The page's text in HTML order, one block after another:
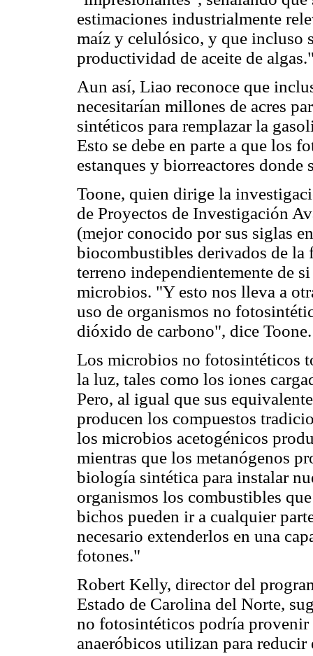
estimaciones industrialmente
maíz y celulósico, y que incluso
productividad de aceite de
Aun así, Liao reconoce que
necesitarían millones de acres
sintéticos para remplazar la
Esto se debe en parte a que los
estanques y biorreactores
Toone, quien dirige la
de Proyectos de Investigación
(mejor conocido por sus siglas
biocombustibles derivados de la
terreno independientemente de
microbios. "Y esto nos lleva a
uso de organismos no
dióxido de carbono", dice Toone.
Los microbios no fotosintéticos
la luz, tales como los iones
Pero, al igual que sus
producen los compuestos
los microbios acetogénicos
mientras que los metanógenos
biología sintética para instalar
organismos los combustibles
bichos pueden ir a cualquier
necesario extenderlos en una
fotones."
Robert Kelly, director del
Estado de Carolina del Norte,
no fotosintéticos podría
anaeróbicos utilizan para reducir